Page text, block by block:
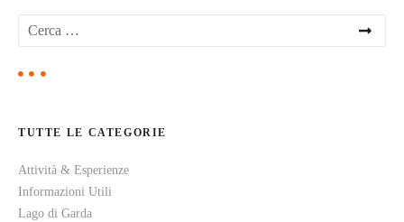
a
o
n
e
e
a
e
r
:
TUTTE LE CATEGORIE
Attività & Esperienze
Informazioni Utili
Lago di Garda